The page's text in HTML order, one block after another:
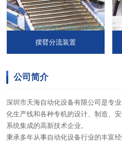
摆臂分流装置
公司简介
深圳市天海自动化设备有限公司是专
化生产线和各种专机的设计、制造、
系统集成的高新技术企业。
秉承多年从事自动化设备行业的丰富